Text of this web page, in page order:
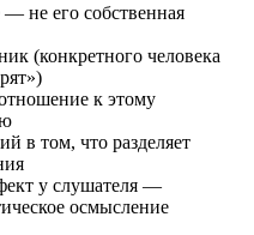
не его собственная
(конкретного человека
к этому
в том, что разделяет
у слушателя —
осмысление